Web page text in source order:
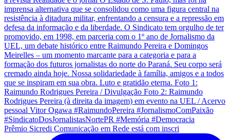
Prêmio Sicredi Comunicação em Rede está com inscri